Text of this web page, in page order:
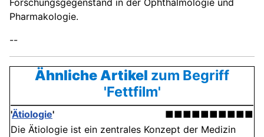
Forschungsgegenstand in der Ophthalmologie und
Pharmakologie.
--
Ähnliche Artikel zum Begriff
'Fettfilm'
'Ätiologie'
■■■■■■■■■■
Die Ätiologie ist ein zentrales Konzept der Medizin